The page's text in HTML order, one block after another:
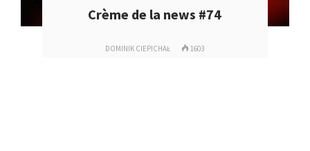
Crème de la news #74
DOMINIK CIEPICHAŁ 1603